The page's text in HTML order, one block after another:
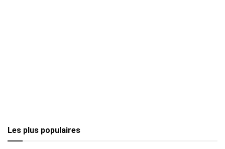
Les plus populaires